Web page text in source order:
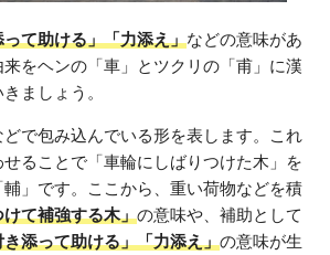
って助ける」「力添え」などの意味があ
をヘンの「車」とツクリの「甫」に漢
ましょう。
どで包み込んでいる形を表します。これ
ることで「車輪にしばりつけた木」を
」です。ここから、重い荷物などを積
て補強する木」の意味や、補助として
き添って助ける」「力添え」の意味が生